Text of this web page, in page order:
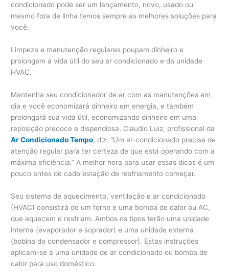
condicionado pode ser um lançamento, novo, usado ou
mesmo fora de linha temos sempre as melhores soluções para
você.
Limpeza e manutenção regulares poupam dinheiro e
prolongam a vida útil do seu ar condicionado e da unidade
HVAC.
Mantenha seu condicionador de ar com as manutenções em
dia e você economizará dinheiro em energia, e também
prolongará sua vida útil, economizando dinheiro em uma
reposição precoce e dispendiosa. Claudio Luiz, profissional da
Ar Condicionado Tempo, diz: “Um ar-condicionado precisa de
atenção regular para ter certeza de que está operando com a
máxima eficiência.” A melhor hora para usar essas dicas é um
pouco antes de cada estação de resfriamento começar.
Seu sistema de aquecimento, ventilação e ar condicionado
(HVAC) consistirá de um forno e uma bomba de calor ou AC,
que aquecem e resfriam. Ambos os tipos terão uma unidade
interna (evaporador e soprador) e uma unidade externa
(bobina do condensador e compressor). Estas instruções
aplicam-se a uma unidade de ar condicionado ou bomba de
calor para uso doméstico.